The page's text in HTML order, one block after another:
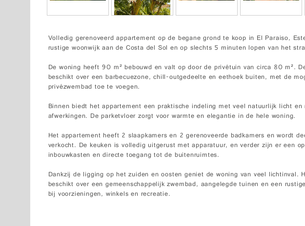
Volledig gerenoveerd appartement op de begane grond te koop in El Paraiso,
rustige woonwijk aan de Costa del Sol en op slechts 5 minuten lopen van het
De woning heeft 90 m² bebouwd en valt op door de privétuin van circa 80 m².
beschikt over een barbecuezone, chill-outgedeelte en eethoek buiten, met de
privézwembad toe te voegen.
Binnen biedt het appartement een praktische indeling met veel natuurlijk licht en
afwerkingen. De parketvloer zorgt voor warmte en elegantie in de hele woning.
Het appartement heeft 2 slaapkamers en 2 gerenoveerde badkamers en wordt
verkocht. De keuken is volledig uitgerust met apparatuur, en verder zijn er een
inbouwkasten en directe toegang tot de buitenruimtes.
Dankzij de ligging op het zuiden en oosten geniet de woning van veel lichtinval.
beschikt over een gemeenschappelijk zwembad, aangelegde tuinen en een
bij voorzieningen, winkels en recreatie.